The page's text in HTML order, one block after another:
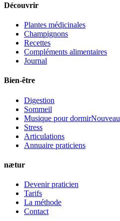
Découvrir
Plantes médicinales
Champignons
Recettes
Compléments alimentaires
Journal
Bien-être
Digestion
Sommeil
Musique pour dormirNouveau
Stress
Articulations
Annuaire praticiens
nætur
Devenir praticien
Tarifs
La méthode
Contact